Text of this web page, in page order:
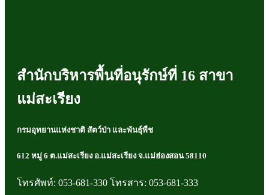
สำนักบริหารพื้นที่อนุรักษ์ที่ 16 สาขา
แม่สะเรียง
กรมอุทยานแห่งชาติ สัตว์ป่า และพันธุ์พืช
612 หมู่ 6 ต.แม่สะเรียง อ.แม่สะเรียง จ.แม่ฮ่องสอน 58110
โทรศัพท์: 053-681-330 โทรสาร: 053-681-333